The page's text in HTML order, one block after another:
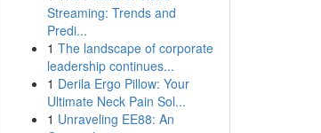
Streaming: Trends and
Predi...
1 The landscape of corporate
leadership continues...
1 Derila Ergo Pillow: Your
Ultimate Neck Pain Sol...
1 Unraveling EE88: An